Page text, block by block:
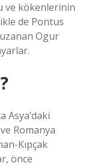
ve kökenlerinin
de Pontus
Ogur
Asya’daki
Romanya
Kıpçak
önce